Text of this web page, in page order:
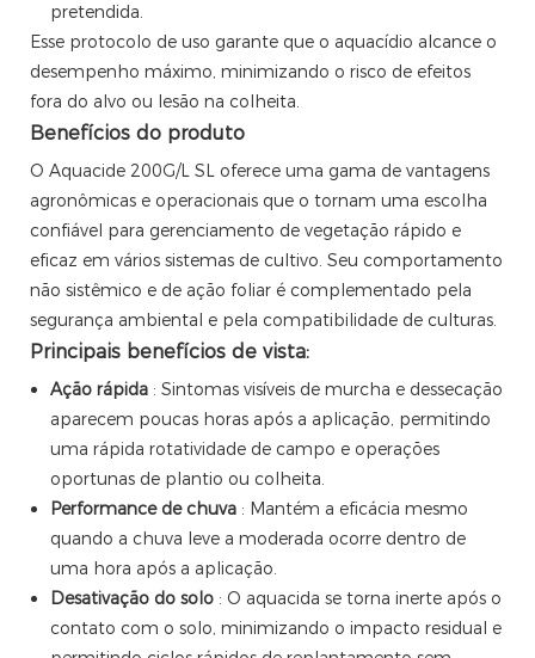
pretendida.
Esse protocolo de uso garante que o aquacídio alcance o
desempenho máximo, minimizando o risco de efeitos
fora do alvo ou lesão na colheita.
Benefícios do produto
O Aquacide 200G/L SL oferece uma gama de vantagens
agronômicas e operacionais que o tornam uma escolha
confiável para gerenciamento de vegetação rápido e
eficaz em vários sistemas de cultivo. Seu comportamento
não sistêmico e de ação foliar é complementado pela
segurança ambiental e pela compatibilidade de culturas.
Principais benefícios de vista:
Ação rápida : Sintomas visíveis de murcha e dessecação
aparecem poucas horas após a aplicação, permitindo
uma rápida rotatividade de campo e operações
oportunas de plantio ou colheita.
Performance de chuva : Mantém a eficácia mesmo
quando a chuva leve a moderada ocorre dentro de
uma hora após a aplicação.
Desativação do solo : O aquacida se torna inerte após o
contato com o solo, minimizando o impacto residual e